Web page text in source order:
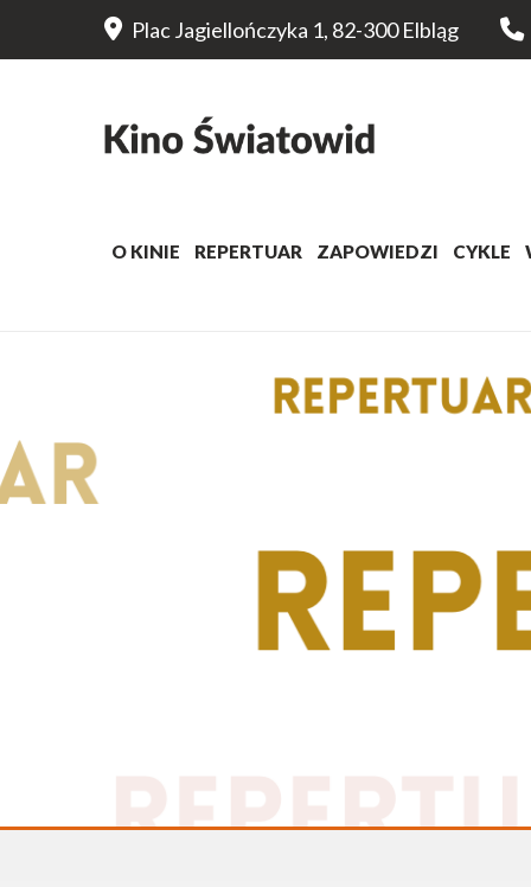
Plac Jagiellończyka 1, 82-300 Elbląg
O KINIE REPERTUAR ZAPOWIEDZI CYKLE